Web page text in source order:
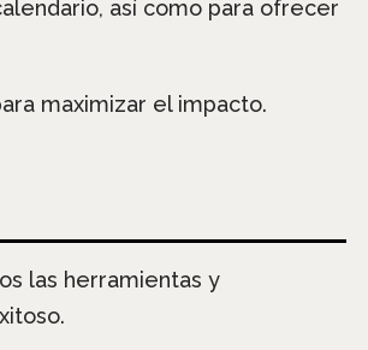
así como para ofrecer
maximizar el impacto.
las herramientas y